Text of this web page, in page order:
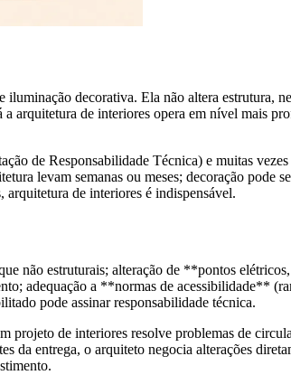
decorativa. Ela não altera estrutura,
arquitetura de interiores opera em nível mais
de Responsabilidade Técnica) e muitas
levam semanas ou meses; decoração pode
arquitetura de interiores é indispensável.
não estruturais; alteração de **pontos
adequação a **normas de acessibilidade**
pode assinar responsabilidade técnica.
de interiores resolve problemas de
da entrega, o arquiteto negocia alterações